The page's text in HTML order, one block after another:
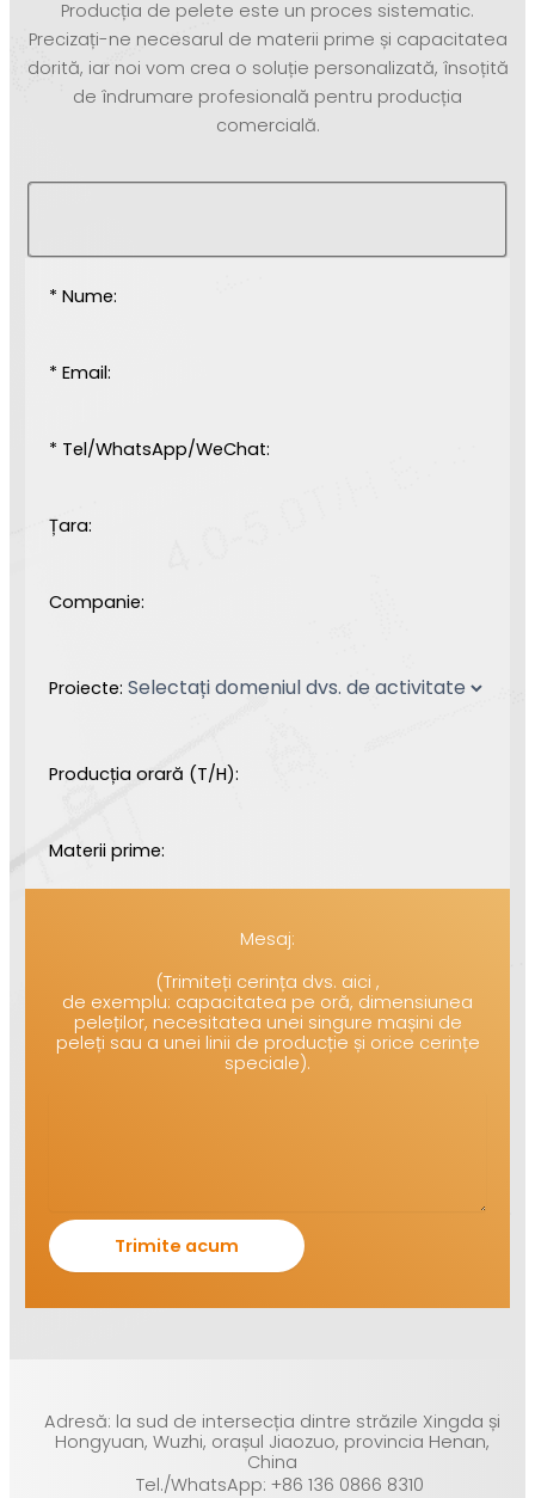
Producția de pelete este un proces sistematic.
Precizați-ne necesarul de materii prime și capacitatea
dorită, iar noi vom crea o soluție personalizată, însoțită
de îndrumare profesională pentru producția
comercială.
* Nume:
* Email:
* Tel/WhatsApp/WeChat:
Țara:
Companie:
Proiecte:
Producția orară (T/H):
Materii prime:
Mesaj:
(Trimiteți cerința dvs. aici ,
de exemplu: capacitatea pe oră, dimensiunea
peleților, necesitatea unei singure mașini de
peleți sau a unei linii de producție și orice cerințe
speciale).
Adresă: la sud de intersecția dintre străzile Xingda și
Hongyuan, Wuzhi, orașul Jiaozuo, provincia Henan,
China
Tel./WhatsApp: +86 136 0866 8310